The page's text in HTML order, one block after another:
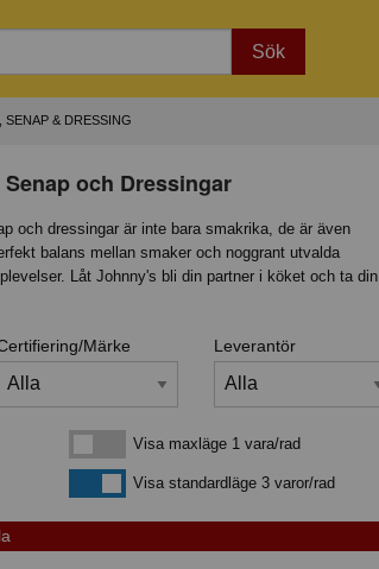
Sök
SENAP & DRESSING
och Dressingar
och dressingar är inte bara smakrika, de är även
balans mellan smaker och noggrant utvalda
Låt Johnny's bli din partner i köket och ta din
Märke Leverantör
Visa maxläge 1 vara/rad
Visa maxläge 1 vara/rad
Visa standardlägeVisa standardläge 3 varor/rad